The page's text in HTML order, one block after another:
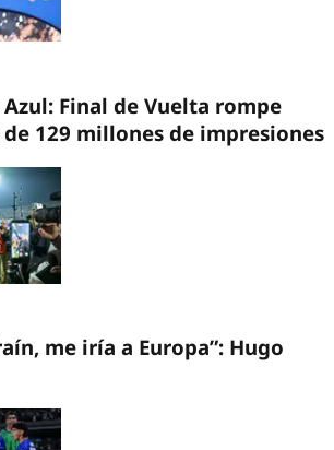
Azul: Final de Vuelta rompe
de 129 millones de impresiones
me iría a Europa”: Hugo